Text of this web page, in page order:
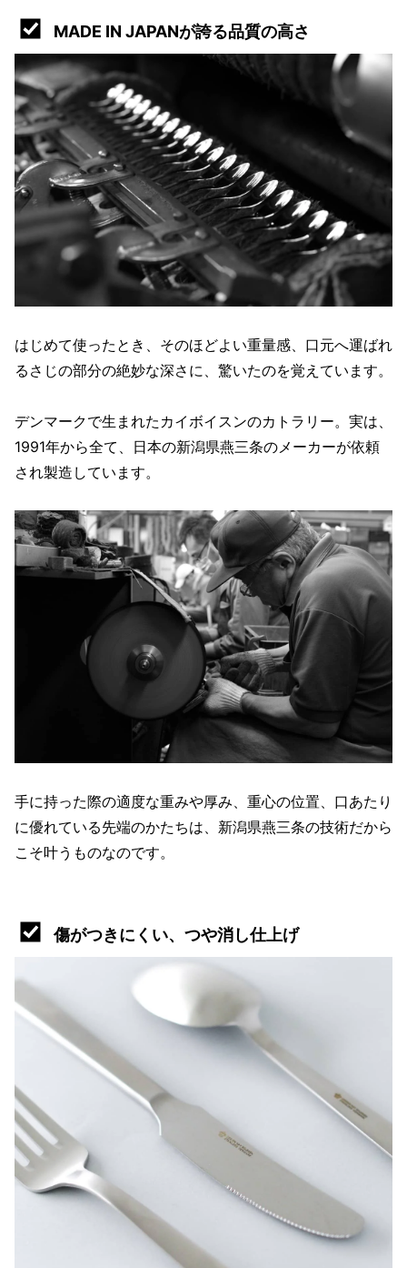
MADE IN JAPANが誇る品質の高さ
はじめて使ったとき、そのほどよい重量感、口元へ運ばれ
るさじの部分の絶妙な深さに、驚いたのを覚えています。
デンマークで生まれたカイボイスンのカトラリー。実は、
1991年から全て、日本の新潟県燕三条のメーカーが依頼
され製造しています。
手に持った際の適度な重みや厚み、重心の位置、口あたり
に優れている先端のかたちは、新潟県燕三条の技術だから
こそ叶うものなのです。
傷がつきにくい、つや消し仕上げ